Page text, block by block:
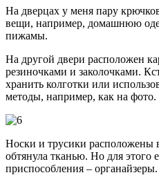
На дверцах у меня пару
вещи, например, домашнюю
пижамы.
На другой двери расположен
резиночками и заколочками.
хранить колготки или
методы, например, как на фото.
Носки и трусики расположены
обтянула тканью. Но для этого
приспособления – органайзеры.